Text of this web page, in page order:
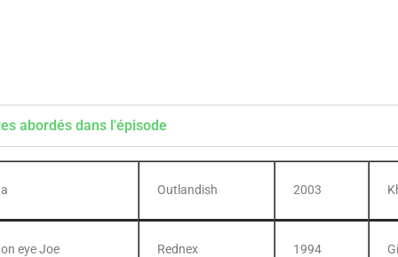
abordés dans l'épisode
Outlandish 2003
eye Joe Rednex 1994